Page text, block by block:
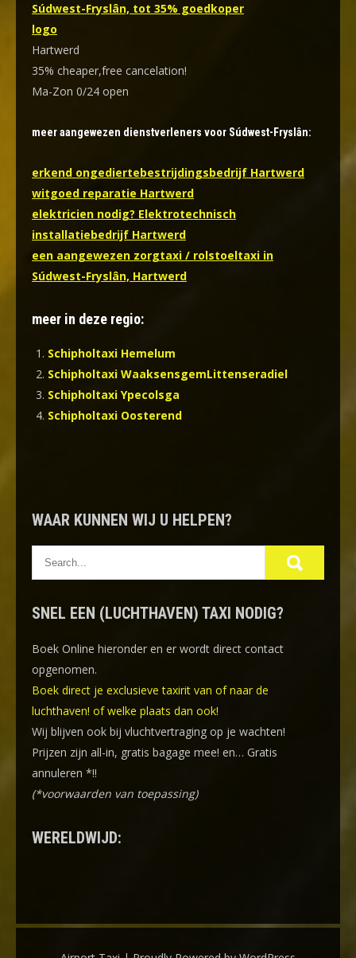
Súdwest-Fryslân, tot 35% goedkoper
logo
Hartwerd
35% cheaper,free cancelation!
Ma-Zon 0/24 open
meer aangewezen dienstverleners voor Súdwest-Fryslân:
erkend ongediertebestrijdingsbedrijf Hartwerd
witgoed reparatie Hartwerd
elektricien nodig? Elektrotechnisch
installatiebedrijf Hartwerd
een aangewezen zorgtaxi / rolstoeltaxi in
Súdwest-Fryslân, Hartwerd
meer in deze regio:
Schipholtaxi Hemelum
Schipholtaxi WaaksensgemLittenseradiel
Schipholtaxi Ypecolsga
Schipholtaxi Oosterend
WAAR KUNNEN WIJ U HELPEN?
SNEL EEN (LUCHTHAVEN) TAXI NODIG?
Boek Online hieronder en er wordt direct contact
opgenomen.
Boek direct je exclusieve taxirit van of naar de
luchthaven! of welke plaats dan ook!
Wij blijven ook bij vluchtvertraging op je wachten!
Prijzen zijn all-in, gratis bagage mee! en… Gratis
annuleren *!!
(*voorwaarden van toepassing)
WERELDWIJD: